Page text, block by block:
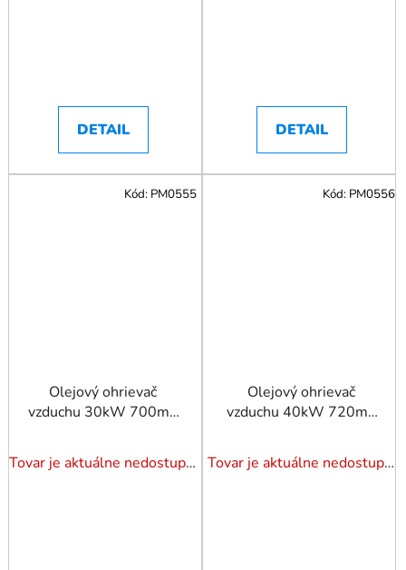
DETAIL DETAIL
Olejový ohrievač
vzduchu 30kW 700m3
displejom
Tovar je aktuálne nedostupný. Dotazuj dostupnosť.
Kód: PM0555
Olejový ohrievač
vzduchu 40kW 720m3
displejom
Tovar je aktuálne nedostupný. Dotazuj dostupnosť.
Kód: PM0556